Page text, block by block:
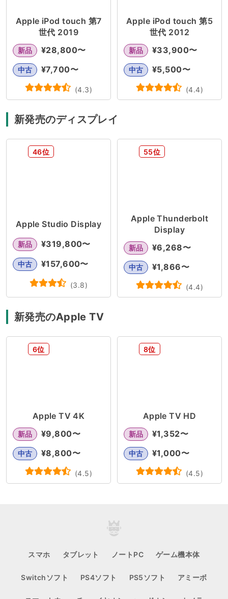
Apple iPod touch 第7
世代 2019
新品 ¥28,800〜
中古 ¥7,700〜
(4.3)
Apple iPod touch 第5
世代 2012
新品 ¥33,900〜
中古 ¥5,500〜
(4.4)
新発売のディスプレイ
46位
Apple Studio Display
新品 ¥319,800〜
中古 ¥157,600〜
(3.8)
55位
Apple Thunderbolt
Display
新品 ¥6,268〜
中古 ¥1,866〜
(4.4)
新発売のApple TV
6位
Apple TV 4K
新品 ¥9,800〜
中古 ¥8,800〜
(4.5)
8位
Apple TV HD
新品 ¥1,352〜
中古 ¥1,000〜
(4.5)
スマホ タブレット ノートPC ゲーム機本体
Switchソフト PS4ソフト PS5ソフト アミーボ